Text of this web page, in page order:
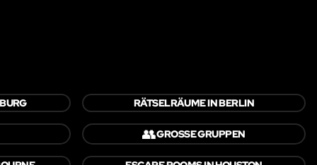
RÄTSELRÄUME IN BERLIN
👥GROSSE GRUPPEN